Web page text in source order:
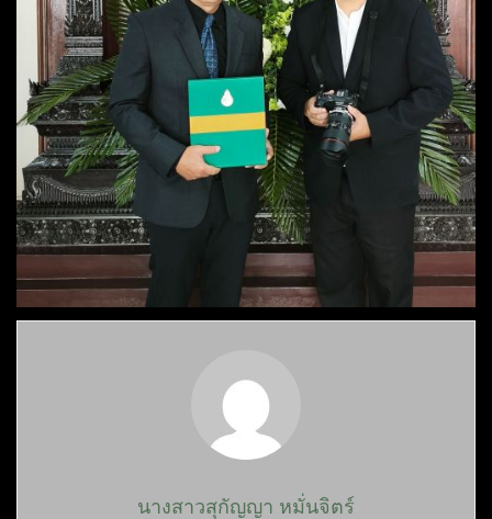
นางสาวสุกัญญา หมั่นจิตร์